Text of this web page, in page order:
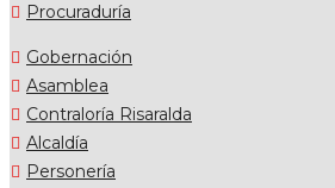
Procuraduría
Gobernación
Asamblea
Contraloría Risaralda
Alcaldía
Personería